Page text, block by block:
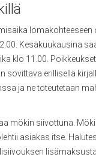
lomakohteeseen
Kesäkuukausina
klo 11.00.
sovittava erillisellä
ja ne toteutetaan
mökin siivottuna.
asiakas itse.
lisämaksusta.